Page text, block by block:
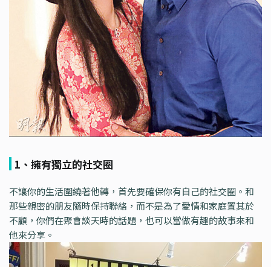
1、擁有獨立的社交圈
不讓你的生活圍繞著他轉，首先要確保你有自己的社交圈。和
那些親密的朋友隨時保持聯絡，而不是為了愛情和家庭置其於
不顧，你們在聚會談天時的話題，也可以當做有趣的故事來和
他來分享。